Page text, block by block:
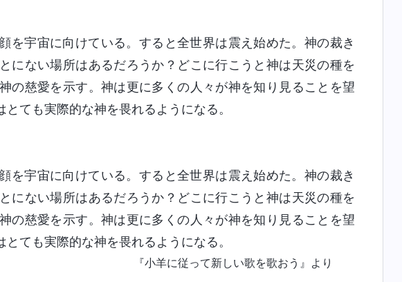
を宇宙に向けている。すると全世界は震え始めた。神の裁き
にない場所はあるだろうか？どこに行こうと神は天災の種を
の慈愛を示す。神は更に多くの人々が神を知り見ることを望
ても実際的な神を畏れるようになる。
を宇宙に向けている。すると全世界は震え始めた。神の裁き
にない場所はあるだろうか？どこに行こうと神は天災の種を
の慈愛を示す。神は更に多くの人々が神を知り見ることを望
ても実際的な神を畏れるようになる。
『小羊に従って新しい歌を歌おう』より